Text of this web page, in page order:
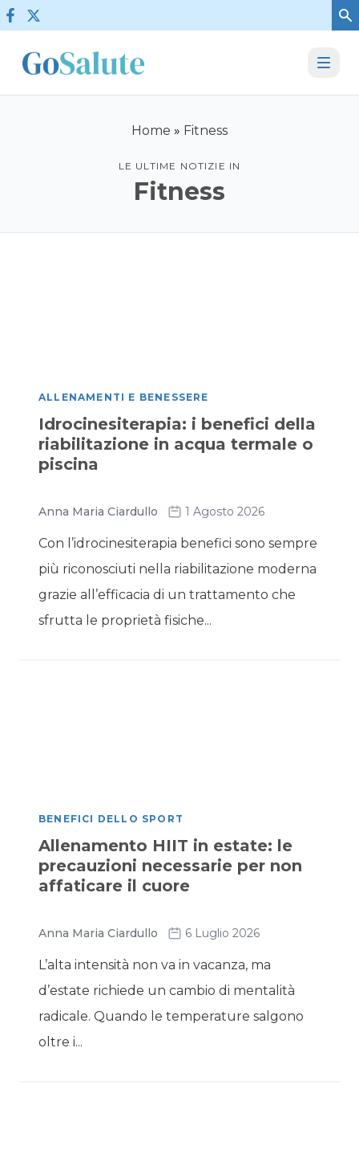
Vai al contenuto
LE ULTIME NOTIZIE IN
Fitness
Home » Fitness
ALLENAMENTI E BENESSERE
Idrocinesiterapia: i benefici della
riabilitazione in acqua termale o
piscina
Anna Maria Ciardullo 1 Agosto 2026
Con l’idrocinesiterapia benefici sono sempre
più riconosciuti nella riabilitazione moderna
grazie all’efficacia di un trattamento che
sfrutta le proprietà fisiche...
BENEFICI DELLO SPORT
Allenamento HIIT in estate: le
precauzioni necessarie per non
affaticare il cuore
Anna Maria Ciardullo 6 Luglio 2026
L’alta intensità non va in vacanza, ma
d’estate richiede un cambio di mentalità
radicale. Quando le temperature salgono
oltre i...